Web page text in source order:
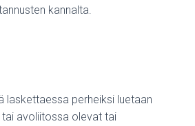
kannalta.
laskettaessa perheiksi luetaan
avoliitossa olevat tai